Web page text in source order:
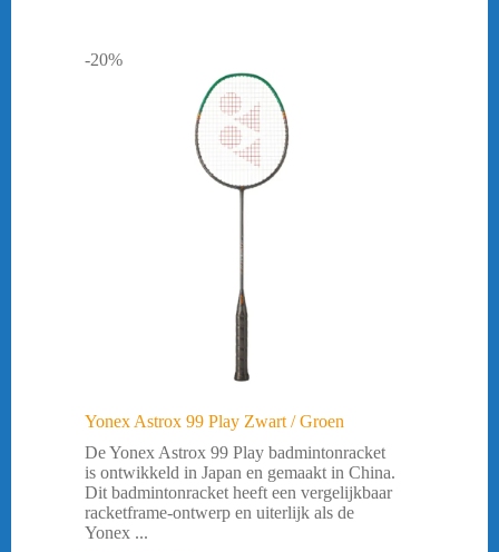
-20%
Yonex Astrox 99 Play Zwart / Groen
De Yonex Astrox 99 Play badmintonracket
is ontwikkeld in Japan en gemaakt in China.
Dit badmintonracket heeft een vergelijkbaar
racketframe-ontwerp en uiterlijk als de
Yonex ...